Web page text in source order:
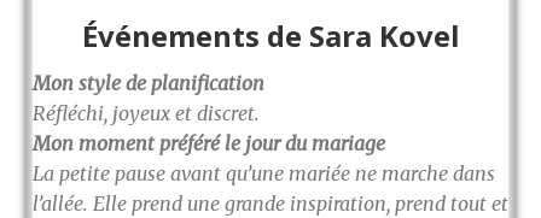
Événements de Sara Kovel
Mon style de planification
Réfléchi, joyeux et discret.
Mon moment préféré le jour du mariage
La petite pause avant qu’une mariée ne marche dans
l’allée. Elle prend une grande inspiration, prend tout et